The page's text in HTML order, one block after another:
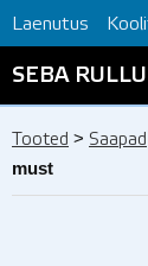
Laenutus
SEBA
Tooted > Saapad
must